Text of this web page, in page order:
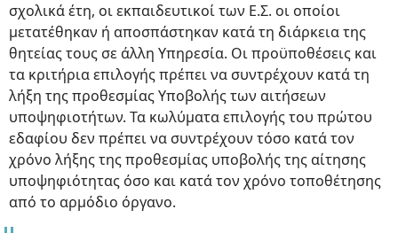
σχολικά έτη, οι εκπαιδευτικοί των Ε.Σ. οι οποίοι
μετατέθηκαν ή αποσπάστηκαν κατά τη διάρκεια της
θητείας τους σε άλλη Υπηρεσία. Οι προϋποθέσεις και
τα κριτήρια επιλογής πρέπει να συντρέχουν κατά τη
λήξη της προθεσμίας Υποβολής των αιτήσεων
υποψηφιοτήτων. Τα κωλύματα επιλογής του πρώτου
εδαφίου δεν πρέπει να συντρέχουν τόσο κατά τον
χρόνο λήξης της προθεσμίας υποβολής της αίτησης
υποψηφιότητας όσο και κατά τον χρόνο τοποθέτησης
από το αρμόδιο όργανο.